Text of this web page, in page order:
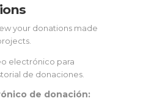
your donations made
electrónico para
de donaciones.
de donación: